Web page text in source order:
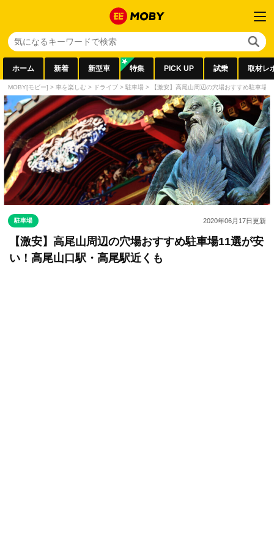
ホーム 新着 新型車 特集 PICK UP 試乗 取材レ
MOBY[モビー] > 車を楽しむ > ドライブ > 駐車場 > 【激安】高尾山周辺の穴場おすすめ駐車場
駐車場 2020年06月17日更新
【激安】高尾山周辺の穴場おすすめ駐車場11選が安
い！高尾山口駅・高尾駅近くも